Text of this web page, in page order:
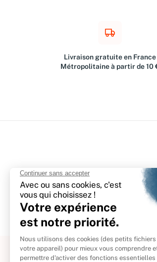
Livraison gratuite en France
Métropolitaine à partir de 10